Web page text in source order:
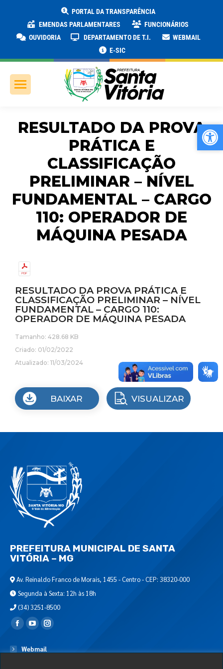
PORTAL DA TRANSPARÊNCIA
EMENDAS PARLAMENTARES
FUNCIONÁRIOS
OUVIDORIA
DEPARTAMENTO DE T.I.
WEBMAIL
E-SIC
RESULTADO DA PROVA
PRÁTICA E
CLASSIFICAÇÃO
PRELIMINAR – NÍVEL
FUNDAMENTAL – CARGO
110: OPERADOR DE
MÁQUINA PESADA
RESULTADO DA PROVA PRÁTICA E
CLASSIFICAÇÃO PRELIMINAR – NÍVEL
FUNDAMENTAL – CARGO 110:
OPERADOR DE MÁQUINA PESADA
Tamanho: 428.68 KB
Criado: 01/02/2022
Atualizado: 11/03/2024
BAIXAR VISUALIZAR
PREFEITURA MUNICIPAL DE SANTA
VITÓRIA – MG
Av. Reinaldo Franco de Morais, 1455 - Centro - CEP: 38320-000
Segunda à Sexta: 12h às 18h
(34) 3251-8500
Encontre-nos em:
Webmail